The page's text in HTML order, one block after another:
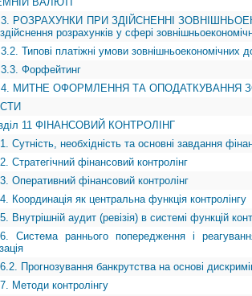
РОЗРАХУНКИ ПРИ ЗДІЙСНЕННІ
розрахунків у сфері
Типові платіжні умови зовнішньоекономічних
Форфейтинг
МИТНЕ ОФОРМЛЕННЯ ТА ОПОДАТКУВАННЯ
11 ФІНАНСОВИЙ КОНТРОЛІНГ
Сутність, необхідність та основні завдання
Стратегічний фінансовий контролінг
Оперативний фінансовий контролінг
Координація як центральна функція контролінгу
Внутрішній аудит (ревізія) в системі функцій
Система раннього попередження і
Прогнозування банкрутства на основі
Методи контролінгу